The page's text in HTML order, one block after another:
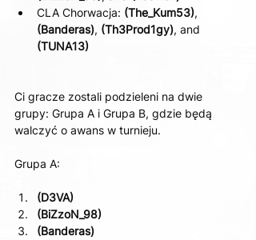
CLA Chorwacja: (The_Kum53),
(Banderas), (Th3Prod1gy), and
(TUNA13)
Ci gracze zostali podzieleni na dwie
grupy: Grupa A i Grupa B, gdzie będą
walczyć o awans w turnieju.
Grupa A:
(D3VA)
(BiZzoN_98)
(Banderas)